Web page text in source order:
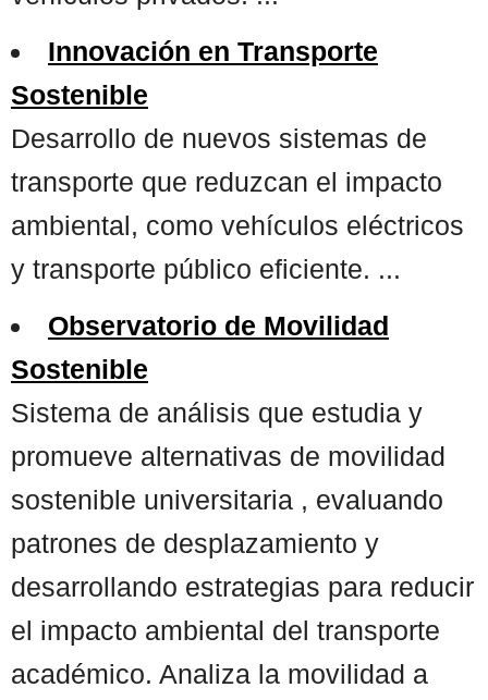
Innovación en Transporte
Sostenible
Desarrollo de nuevos sistemas de
transporte que reduzcan el impacto
ambiental, como vehículos eléctricos
y transporte público eficiente. ...
Observatorio de Movilidad
Sostenible
Sistema de análisis que estudia y
promueve alternativas de movilidad
sostenible universitaria , evaluando
patrones de desplazamiento y
desarrollando estrategias para reducir
el impacto ambiental del transporte
académico. Analiza la movilidad a